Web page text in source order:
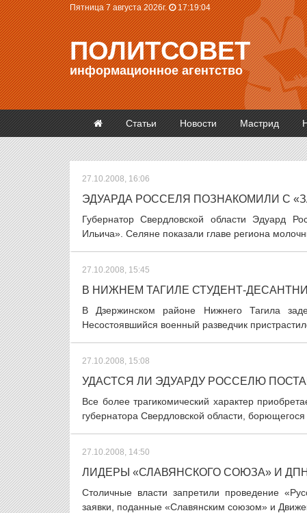
Пятница 7 августа 2026г. 17:19:05
ПОЛИТСОВЕТ
информационное агентство
Статьи Новости Мастрид
27.10.2008, 16:06
ЭДУАРДА РОССЕЛЯ ПОЗНАКОМИЛИ С
Губернатор Свердловской области Эдуард
Ильича». Селяне показали главе региона
27.10.2008, 15:45
В НИЖНЕМ ТАГИЛЕ СТУДЕНТ-
В Дзержинском районе Нижнего Тагила
Несостоявшийся военный разведчик
27.10.2008, 15:08
УДАСТСЯ ЛИ ЭДУАРДУ РОССЕЛЮ
Все более трагикомический характер
губернатора Свердловской области,
27.10.2008, 14:50
ЛИДЕРЫ «СЛАВЯНСКОГО СОЮЗА» И
Столичные власти запретили проведение
заявки, поданные «Славянским союзом» и